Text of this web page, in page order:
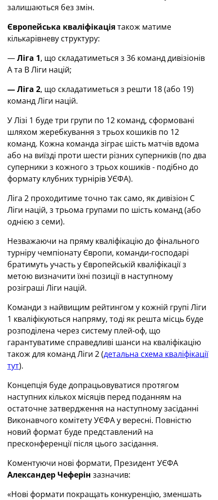
залишаються без змін.
Європейська кваліфікаціятакож матиме
кількарівневу структуру:
—Ліга 1, що складатиметься з 36 команддивізіонів
А та ВЛіги націй;
— Ліга 2, що складатиметься з решти 18 (або 19)
командЛіги націй.
У Лізі 1 буде три групи по 12 команд, сформовані
шляхом жеребкування з трьох кошиків по 12
команд. Кожна команда зіграє шість матчів вдома
або на виїзді проти шести різних суперників(по два
суперники з кожного з трьох кошиків - подібно до
формату клубних турнірів УЄФА).
Ліга 2 проходитиме точно так само, якдивізіон C
Ліги націй, з трьома групами по шість команд (або
однією з семи).
Незважаючи на пряму кваліфікацію до фінального
турніру чемпіонату Європи, команди-господарі
братимуть участь у Європейській кваліфікаціїз
метою визначити їхні позиції в наступному
розіграші Ліги націй.
Команди з найвищим рейтингом у кожній групі Ліги
1 кваліфікуються напряму, тоді як решта місць буде
розподілена через систему плей-оф, що
гарантуватиме справедливі шанси на кваліфікацію
також для команд Ліги 2 (детальна схема кваліфікації
тут).
Концепція буде допрацьовуватися протягом
наступних кількох місяців перед поданням на
остаточне затвердження на наступному засіданні
Виконавчого комітету УЄФА у вересні. Повністю
новий формат буде представлений на
пресконференції після цього засідання.
Коментуючи нові формати, Президент УЄФА
Александер Чеферін зазначив:
«Нові формати покращать конкуренцію, зменшать